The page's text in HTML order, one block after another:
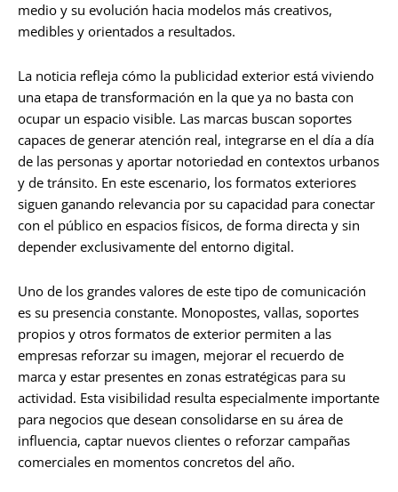
medio y su evolución hacia modelos más creativos,
medibles y orientados a resultados.
La noticia refleja cómo la publicidad exterior está viviendo
una etapa de transformación en la que ya no basta con
ocupar un espacio visible. Las marcas buscan soportes
capaces de generar atención real, integrarse en el día a día
de las personas y aportar notoriedad en contextos urbanos
y de tránsito. En este escenario, los formatos exteriores
siguen ganando relevancia por su capacidad para conectar
con el público en espacios físicos, de forma directa y sin
depender exclusivamente del entorno digital.
Uno de los grandes valores de este tipo de comunicación
es su presencia constante. Monopostes, vallas, soportes
propios y otros formatos de exterior permiten a las
empresas reforzar su imagen, mejorar el recuerdo de
marca y estar presentes en zonas estratégicas para su
actividad. Esta visibilidad resulta especialmente importante
para negocios que desean consolidarse en su área de
influencia, captar nuevos clientes o reforzar campañas
comerciales en momentos concretos del año.